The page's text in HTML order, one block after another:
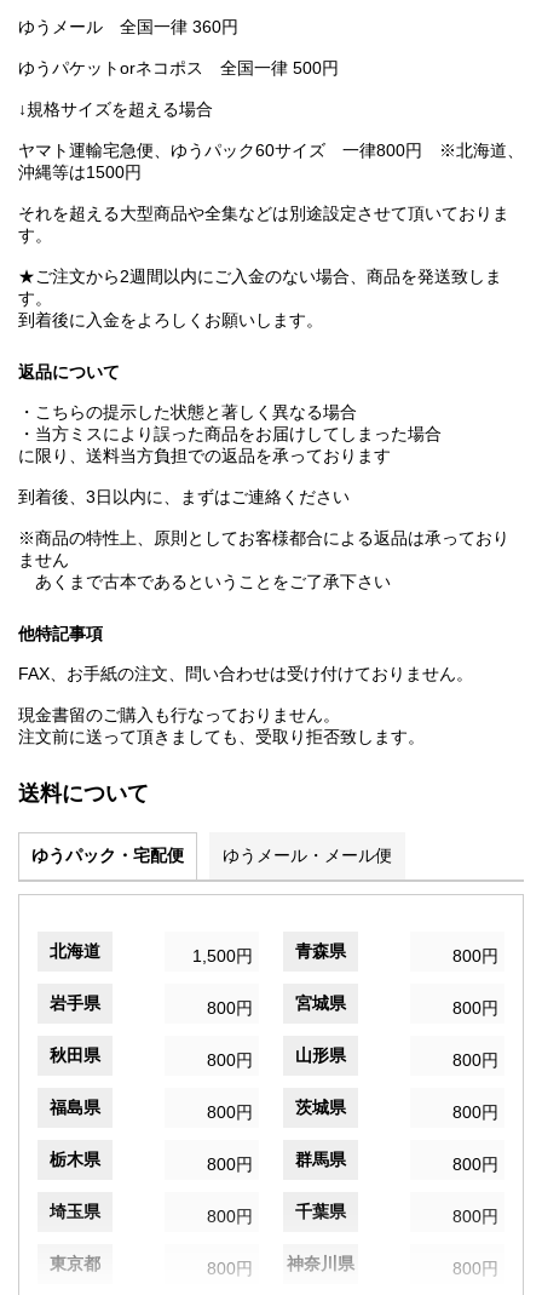
ゆうメール 全国一律 360円
ゆうパケットorネコポス 全国一律 500円
↓規格サイズを超える場合
ヤマト運輸宅急便、ゆうパック60サイズ 一律800円 ※北海道、
沖縄等は1500円
それを超える大型商品や全集などは別途設定させて頂いておりま
す。
★ご注文から2週間以内にご入金のない場合、商品を発送致しま
す。
到着後に入金をよろしくお願いします。
返品について
・こちらの提示した状態と著しく異なる場合
・当方ミスにより誤った商品をお届けしてしまった場合
に限り、送料当方負担での返品を承っております
到着後、3日以内に、まずはご連絡ください
※商品の特性上、原則としてお客様都合による返品は承っており
ません
あくまで古本であるということをご了承下さい
他特記事項
FAX、お手紙の注文、問い合わせは受け付けておりません。
現金書留のご購入も行なっておりません。
注文前に送って頂きましても、受取り拒否致します。
送料について
ゆうパック・宅配便 ゆうメール・メール便
北海道 1,500円 青森県 800円
岩手県 800円 宮城県 800円
秋田県 800円 山形県 800円
福島県 800円 茨城県 800円
栃木県 800円 群馬県 800円
埼玉県 800円 千葉県 800円
東京都 800円 神奈川県 800円